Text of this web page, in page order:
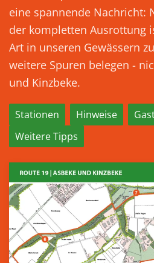
eine spannende Nachricht:
der kompletten Ausrottung
Art in unseren Gewässern
weitere Spuren belegen -
und Kinzbeke.
Stationen Hinweise
Weitere Tipps